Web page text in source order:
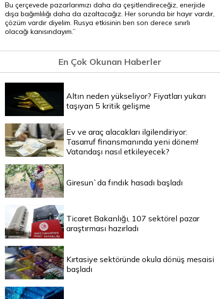
Bu çerçevede pazarlarımızı daha da çeşitlendireceğiz, enerjide
dışa bağımlılığı daha da azaltacağız. Her sorunda bir hayır vardır,
çözüm vardır diyelim. Rusya etkisinin ben son derece sınırlı
olacağı kanısındayım.”
En Çok Okunan Haberler
Altın neden yükseliyor? Fiyatları yukarı
taşıyan 5 kritik gelişme
Ev ve araç alacakları ilgilendiriyor:
Tasarruf finansmanında yeni dönem!
Vatandaşı nasıl etkileyecek?
Giresun`da fındık hasadı başladı
Ticaret Bakanlığı, 107 sektörel pazar
araştırması hazırladı
Kırtasiye sektöründe okula dönüş mesaisi
başladı